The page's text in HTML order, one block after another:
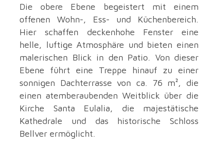
Die obere Ebene begeistert mit einem
offenen Wohn-, Ess- und Küchenbereich.
Hier schaffen deckenhohe Fenster eine
helle, luftige Atmosphäre und bieten einen
malerischen Blick in den Patio. Von dieser
Ebene führt eine Treppe hinauf zu einer
sonnigen Dachterrasse von ca. 76 m², die
einen atemberaubenden Weitblick über die
Kirche Santa Eulalia, die majestätische
Kathedrale und das historische Schloss
Bellver ermöglicht.